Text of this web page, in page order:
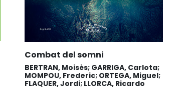
Combat del somni
BERTRAN, Moisès; GARRIGA, Carlota;
MOMPOU, Frederic; ORTEGA, Miguel;
FLAQUER, Jordi; LLORCA, Ricardo